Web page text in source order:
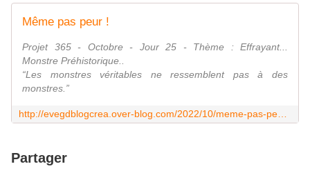
Même pas peur !
Projet 365 - Octobre - Jour 25 - Thème : Effrayant...
Monstre Préhistorique..
“Les monstres véritables ne ressemblent pas à des
monstres.”
Partager